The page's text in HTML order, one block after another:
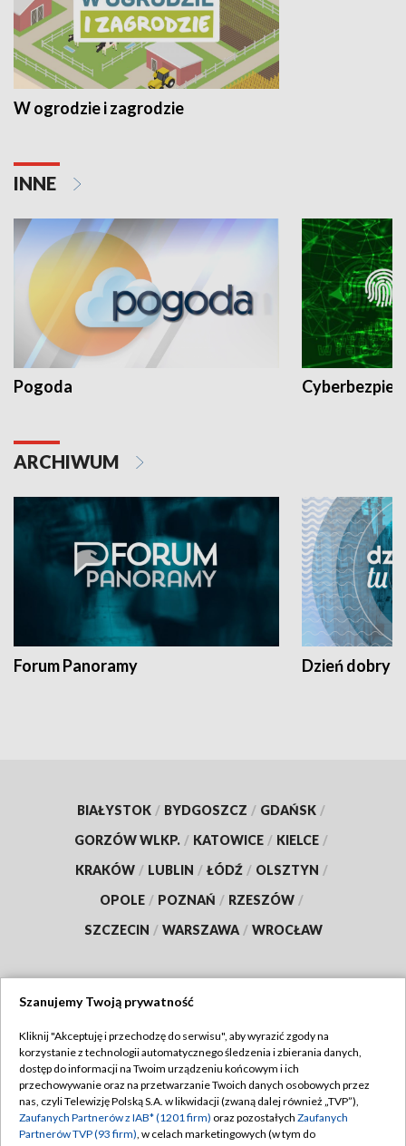
W ogrodzie i zagrodzie
INNE
Pogoda
ARCHIWUM
Forum Panoramy Dzień dobry
BIAŁYSTOK / BYDGOSZCZ / GDAŃSK /
GORZÓW WLKP. / KATOWICE / KIELCE /
KRAKÓW / LUBLIN / ŁÓDŹ / OLSZTYN /
OPOLE / POZNAŃ / RZESZÓW /
SZCZECIN / WARSZAWA / WROCŁAW
TVP
Abonament TVP
Emisja w TVP
Regulamin TVP
Polityka prywatności
Szanujemy Twoją prywatność
Kliknij "Akceptuję i przechodzę do serwisu", aby wyrazić zgody na
korzystanie z technologii automatycznego śledzenia i zbierania danych,
dostęp do informacji na Twoim urządzeniu końcowym i ich
przechowywanie oraz na przetwarzanie Twoich danych osobowych przez
nas, czyli Telewizję Polską S.A. w likwidacji (zwaną dalej również „TVP”),
Zaufanych Partnerów z IAB* (1201 firm) oraz pozostałych Zaufanych
Partnerów TVP (93 firm), w celach marketingowych (w tym do